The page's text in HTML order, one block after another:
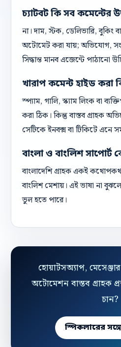
চ্যাটবট কি সব কমেন্টের
না। দাম, স্টক, ডেলিভারি, বুকিং
অটোমেট করা যায়; অভিযোগ,
সিদ্ধান্ত মানব এজেন্টে পাঠানো
খারাপ কমেন্ট হাইড করা
স্প্যাম, গালি, স্ক্যাম লিংক বা
করা ঠিক। কিন্তু বাস্তব গ্রাহক
সেটিকে ইনবক্স বা টিকিটে এনে
বাংলা ও বাংলিশ সাপোর্ট
বাংলাদেশি গ্রাহক একই
বাংলিশ মেশায়। এই ভাষা না
ভুল হতে পারে।
হোয়াটসঅ্যাপ,
অটোমেশন বাস্তব গ্রাহক
চান?
স্পিকলারের